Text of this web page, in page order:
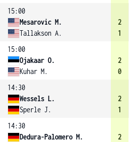
15:00
Mesarovic M.
Tallakson A.
2
1
15:00
Ojakaar O.
Kuhar M.
2
0
14:30
Wessels L.
Sperle J.
2
1
14:30
Dedura-Palomero M.
2